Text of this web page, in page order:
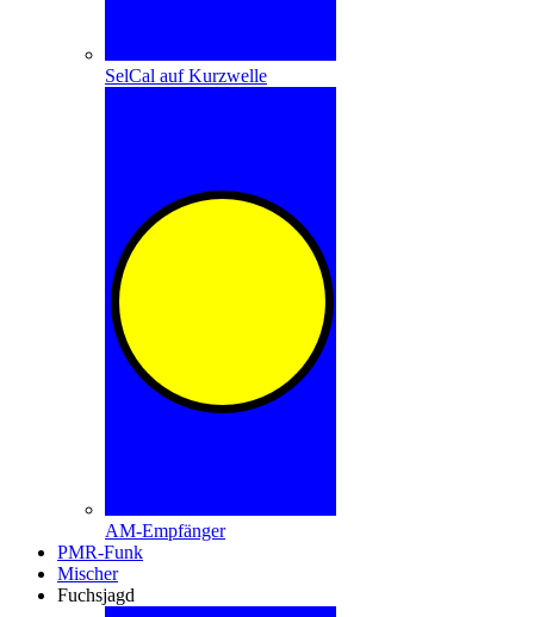
SelCal auf Kurzwelle
AM-Empfänger
PMR-Funk
Mischer
Fuchsjagd